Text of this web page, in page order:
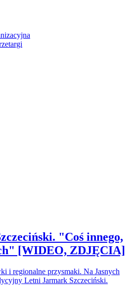
"Coś innego,
[WIDEO, ZDJĘCIA]
i regionalne przysmaki. Na Jasnych
Letni Jarmark Szczeciński.